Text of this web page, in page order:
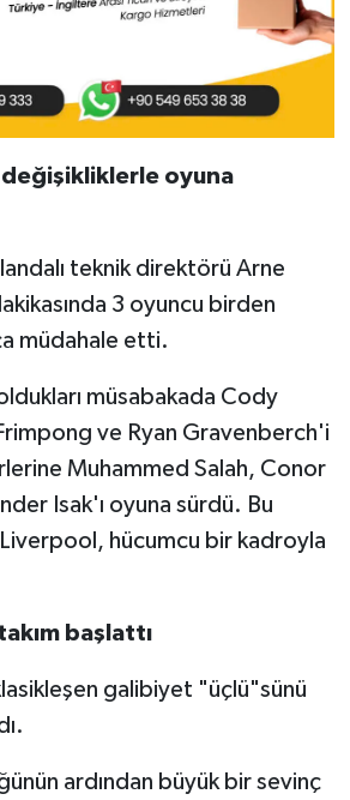
oyuna
teknik direktörü Arne
3 oyuncu birden
müdahale etti.
müsabakada Cody
ve Ryan Gravenberch'i
Muhammed Salah, Conor
Isak'ı oyuna sürdü. Bu
hücumcu bir kadroyla
başlattı
galibiyet "üçlü"sünü
ardından büyük bir sevinç